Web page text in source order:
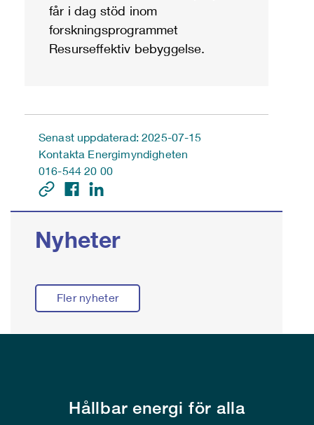
får i dag stöd inom
forskningsprogrammet
Resurseffektiv bebyggelse.
Senast uppdaterad: 2025-07-15
Kontakta Energimyndigheten
016-544 20 00
Nyheter
Fler nyheter
Hållbar energi för alla